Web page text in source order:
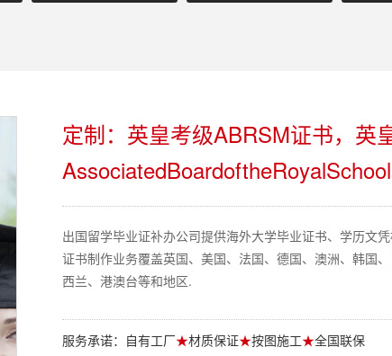
定制：英皇考级ABRSM证书，英
出国留学毕业证补办公司提供海外大学毕业证书、学历文
证书制作业务覆盖英国、美国、法国、德国、澳洲、韩国
西兰、港澳台等和地区.
服务承诺：自有工厂★材质保证★按图施工★全国联保